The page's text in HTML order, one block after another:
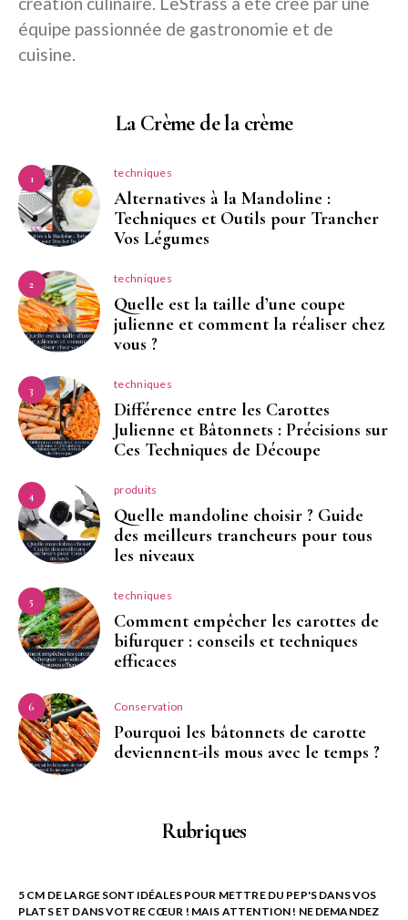
équipe passionnée de gastronomie et de
cuisine.
La Crème de la crème
1 techniques
Alternatives à la Mandoline :
Techniques et Outils pour Trancher
Vos Légumes
2 techniques
Quelle est la taille d’une coupe
julienne et comment la réaliser chez
vous ?
3 techniques
Différence entre les Carottes
Julienne et Bâtonnets : Précisions sur
Ces Techniques de Découpe
4 produits
Quelle mandoline choisir ? Guide
des meilleurs trancheurs pour tous
les niveaux
5 techniques
Comment empêcher les carottes de
bifurquer : conseils et techniques
efficaces
6 Conservation
Pourquoi les bâtonnets de carotte
deviennent-ils mous avec le temps ?
Rubriques
5 CM DE LARGE SONT IDÉALES POUR METTRE DU PEP'S DANS VOS
PLATS ET DANS VOTRE CŒUR ! MAIS ATTENTION ! NE DEMANDEZ